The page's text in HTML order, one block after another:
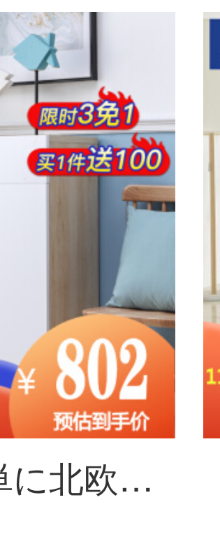
南方の家は簡単に北欧の靴の箱の多機能の小さい戸棚の客間の戸棚の玄関の戸棚の家具S 3333 03靴の箱の3つの靴の箱の組み立てを予約します。